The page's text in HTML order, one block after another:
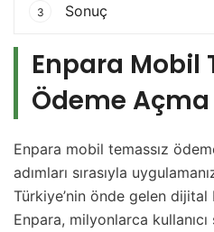
3 Sonuç
Enpara Mobil
Ödeme Açma
Enpara mobil temassız
adımları sırasıyla
Türkiye’nin önde gelen dijital
Enpara, milyonlarca kullanıcı